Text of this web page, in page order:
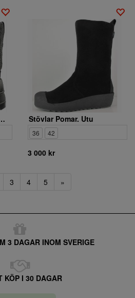
Felt 123103 03 Stövlar Pomar. Utu
36 42
3 000 kr
3 4 5 »
3 DAGAR INOM SVERIGE
KÖP I 30 DAGAR